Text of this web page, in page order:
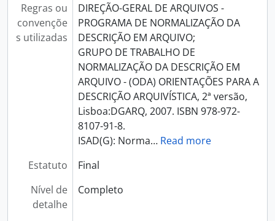
Regras ou
convençõe
s utilizadas
DIREÇÃO-GERAL DE ARQUIVOS -
PROGRAMA DE NORMALIZAÇÃO DA
DESCRIÇÃO EM ARQUIVO;
GRUPO DE TRABALHO DE
NORMALIZAÇÃO DA DESCRIÇÃO EM
ARQUIVO - (ODA) ORIENTAÇÕES PARA A
DESCRIÇÃO ARQUIVÍSTICA, 2ª versão,
Lisboa:DGARQ, 2007. ISBN 978-972-
8107-91-8.
ISAD(G): Norma… Read more
Estatuto
Final
Nível de
detalhe
Completo